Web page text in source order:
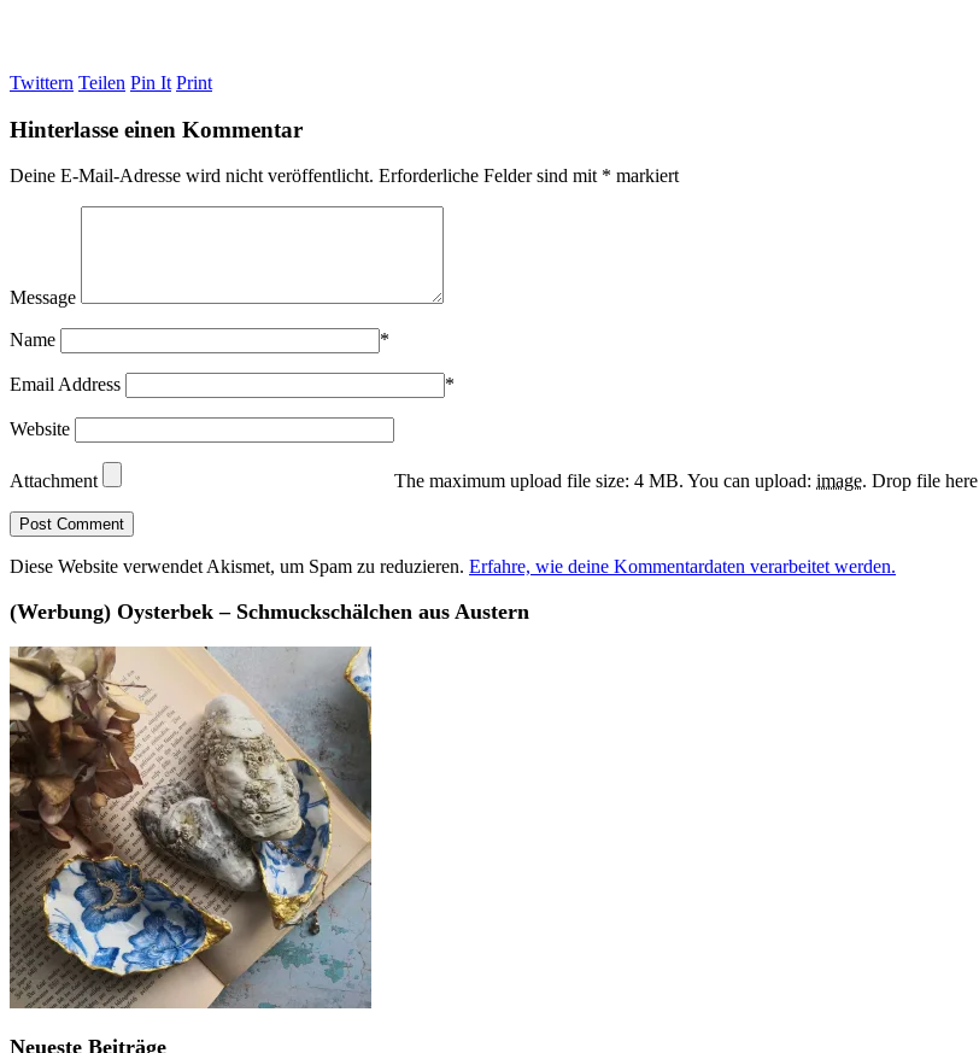
Twittern Teilen Pin It Print
Hinterlasse einen Kommentar
Deine E-Mail-Adresse wird nicht veröffentlicht. Erforderliche Felder sind mit * markiert
Message
Name *
Email Address *
Website
Attachment The maximum upload file size: 4 MB. You can upload: image. Drop file here
Diese Website verwendet Akismet, um Spam zu reduzieren. Erfahre, wie deine Kommentardaten verarbeitet werden.
(Werbung) Oysterbek – Schmuckschälchen aus Austern
Neueste Beiträge